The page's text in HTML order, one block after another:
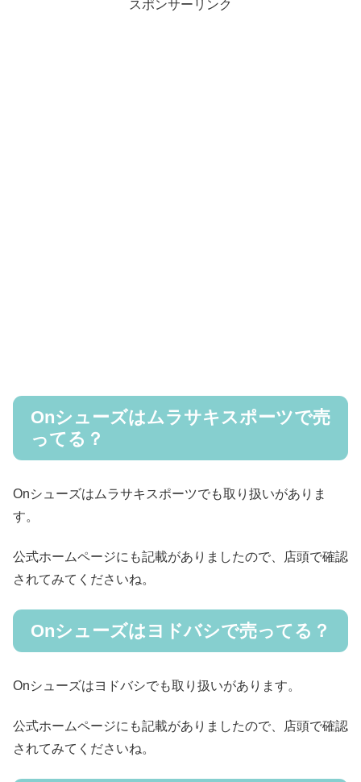
スポンサーリンク
Onシューズはムラサキスポーツで売
ってる？
Onシューズはムラサキスポーツでも取り扱いがありま
す。
公式ホームページにも記載がありましたので、店頭で確認
されてみてくださいね。
Onシューズはヨドバシで売ってる？
Onシューズはヨドバシでも取り扱いがあります。
公式ホームページにも記載がありましたので、店頭で確認
されてみてくださいね。